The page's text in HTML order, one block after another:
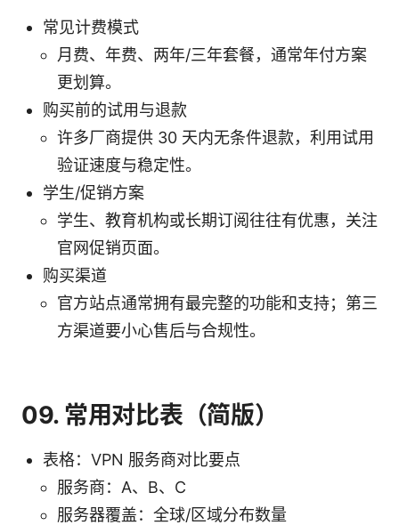
常见计费模式
月费、年费、两年/三年套餐，通常年付方案
更划算。
购买前的试用与退款
许多厂商提供 30 天内无条件退款，利用试用
验证速度与稳定性。
学生/促销方案
学生、教育机构或长期订阅往往有优惠，关注
官网促销页面。
购买渠道
官方站点通常拥有最完整的功能和支持；第三
方渠道要小心售后与合规性。
09. 常用对比表（简版）
表格：VPN 服务商对比要点
服务商：A、B、C
服务器覆盖：全球/区域分布数量